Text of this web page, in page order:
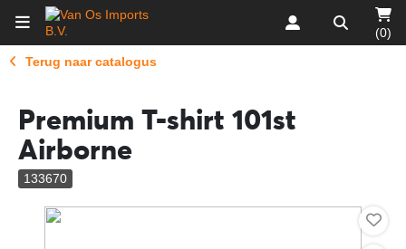
(0)
Terug naar catalogus
Premium T-shirt 101st
Airborne
133670